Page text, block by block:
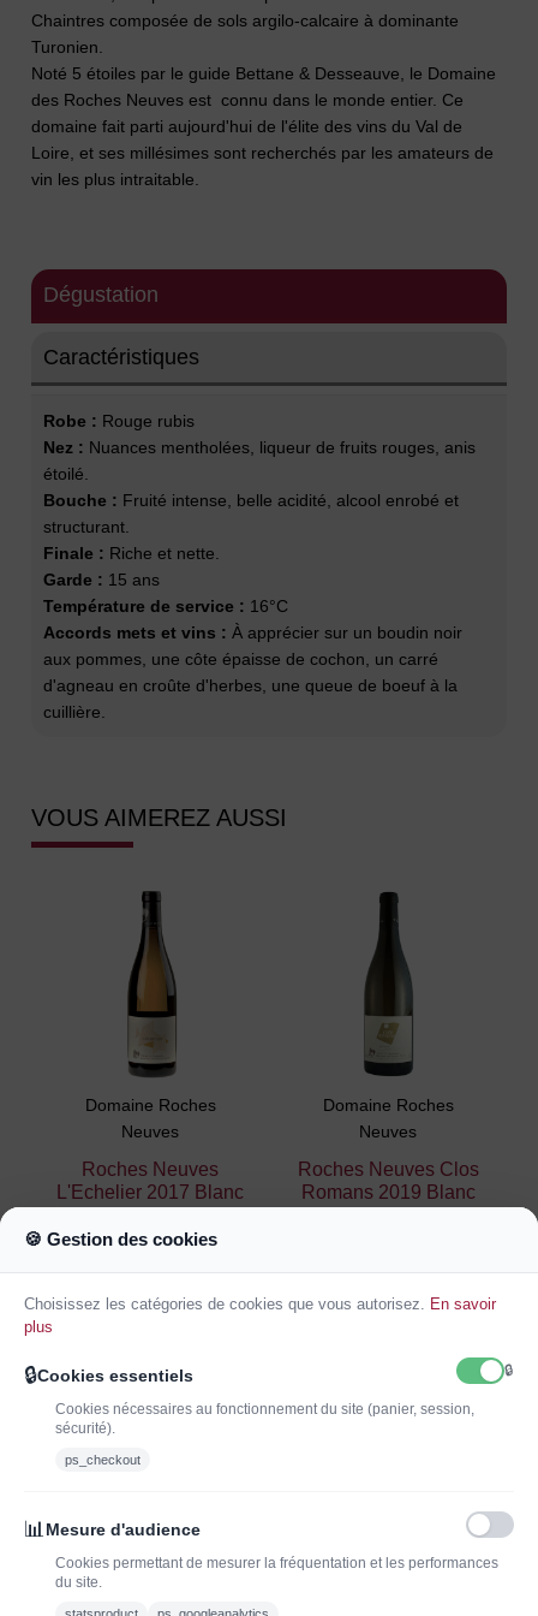
Chaintres composée de sols argilo-calcaire à dominante
Turonien.
Noté 5 étoiles par le guide Bettane & Desseauve, le Domaine
des Roches Neuves est connu dans le monde entier. Ce
domaine fait parti aujourd'hui de l'élite des vins du Val de
Loire, et ses millésimes sont recherchés par les amateurs de
vin les plus intraitable.
Dégustation
Caractéristiques
Robe : Rouge rubis
Nez : Nuances mentholées, liqueur de fruits rouges, anis
étoilé.
Bouche : Fruité intense, belle acidité, alcool enrobé et
structurant.
Finale : Riche et nette.
Garde : 15 ans
Température de service : 16°C
Accords mets et vins : À apprécier sur un boudin noir
aux pommes, une côte épaisse de cochon, un carré
d'agneau en croûte d'herbes, une queue de boeuf à la
cuillière.
VOUS AIMEREZ AUSSI
Domaine Roches
Neuves
Roches Neuves
L'Echelier 2017 Blanc
Ajouter au
panier
Domaine Roches
Neuves
Roches Neuves Clos
Romans 2019 Blanc
Ajouter au
panier
J'ADOPTEUNVIN
🍪 Gestion des cookies
Choisissez les catégories de cookies que vous autorisez. En savoir
plus
🔒Cookies essentiels 🔒
Cookies nécessaires au fonctionnement du site (panier, session,
sécurité).
ps_checkout
📊 Mesure d'audience
Cookies permettant de mesurer la fréquentation et les performances
du site.